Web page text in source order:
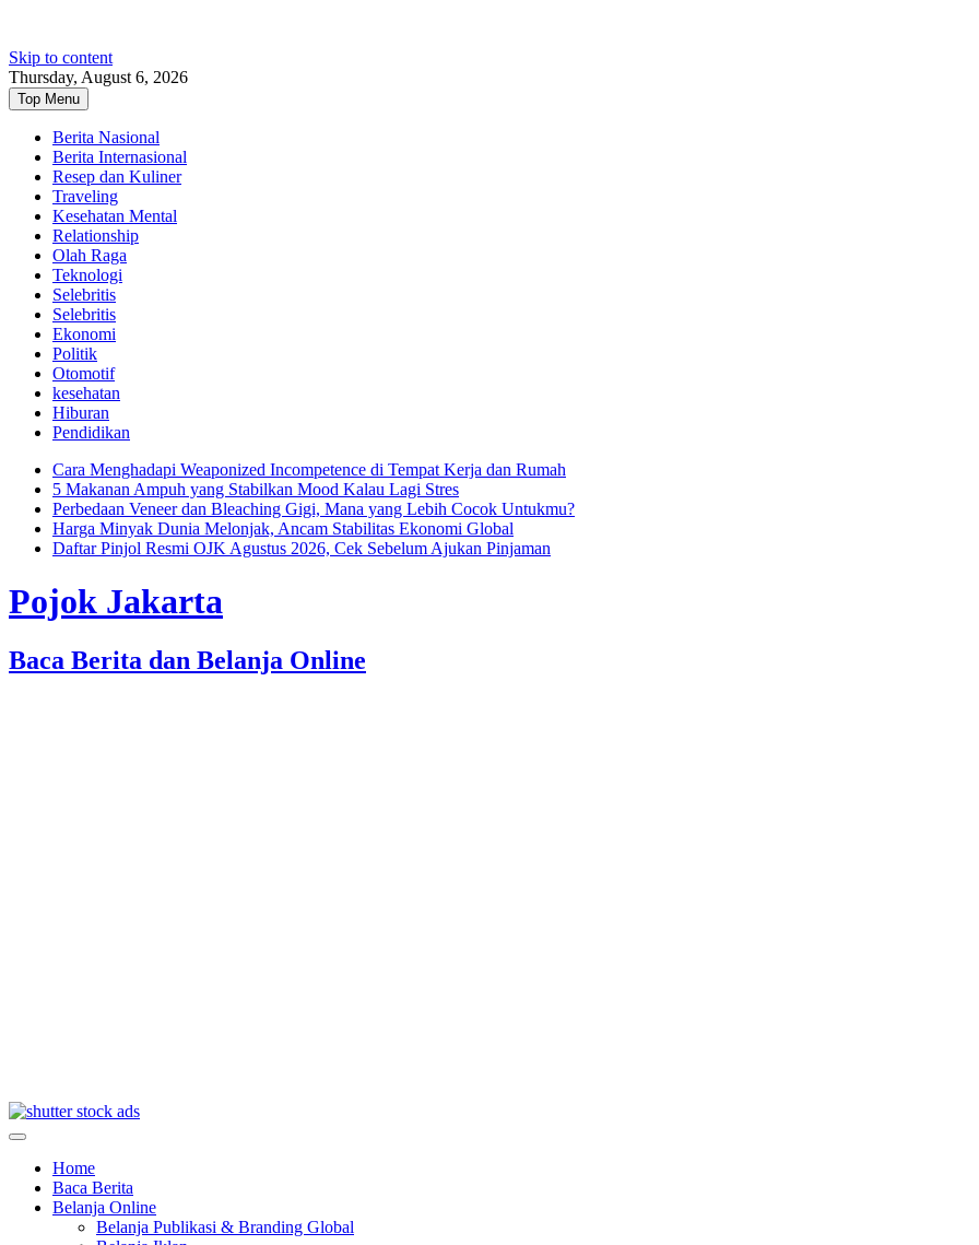
Skip to content
Thursday, August 6, 2026
Top Menu
Berita Nasional
Berita Internasional
Resep dan Kuliner
Traveling
Kesehatan Mental
Relationship
Olah Raga
Teknologi
Selebritis
Selebritis
Ekonomi
Politik
Otomotif
kesehatan
Hiburan
Pendidikan
Cara Menghadapi Weaponized Incompetence di Tempat Kerja dan Rumah
5 Makanan Ampuh yang Stabilkan Mood Kalau Lagi Stres
Perbedaan Veneer dan Bleaching Gigi, Mana yang Lebih Cocok Untukmu?
Harga Minyak Dunia Melonjak, Ancam Stabilitas Ekonomi Global
Daftar Pinjol Resmi OJK Agustus 2026, Cek Sebelum Ajukan Pinjaman
Pojok Jakarta
Baca Berita dan Belanja Online
Home
Baca Berita
Belanja Online
Belanja Publikasi & Branding Global